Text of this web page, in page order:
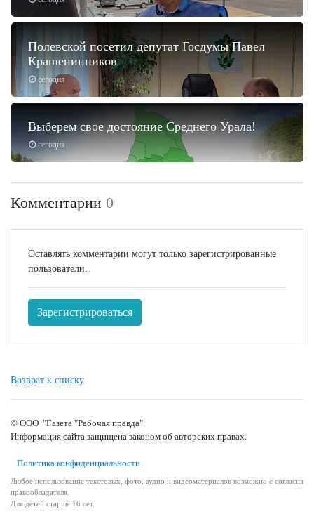
сегодня
Полевской посетил депутат Госдумы Павел
Крашенинников
сегодня
Выберем свое достояние Среднего Урала!
Комментарии 0
Оставлять комментарии могут только зарегистрированные
пользователи.
Зарегистрироваться
Возврат к списку
© ООО "Газета "Рабочая правда"
Информация сайта защищена законом об авторских правах.
Политика конфиденциальности
Любое использование текстовых, фото, аудио и видеоматериалов возможно с согласия
правообладателя.
Для детей старше 16 лет.